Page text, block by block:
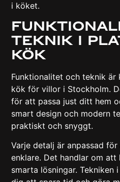
i köket.
Teknik I
Kök
Funktionalitet och teknik är
kök för villor i Stockholm.
för att passa just ditt hem
smart design och modern
praktiskt och snyggt.
Varje detalj är anpassad
enklare. Det handlar om
smarta lösningar.